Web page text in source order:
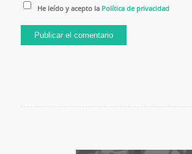
He leído y acepto la Política de privacidad